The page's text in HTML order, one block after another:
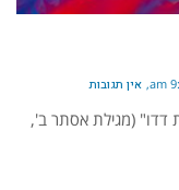
אין תגובות
דדו" (מגילת אסתר ב',